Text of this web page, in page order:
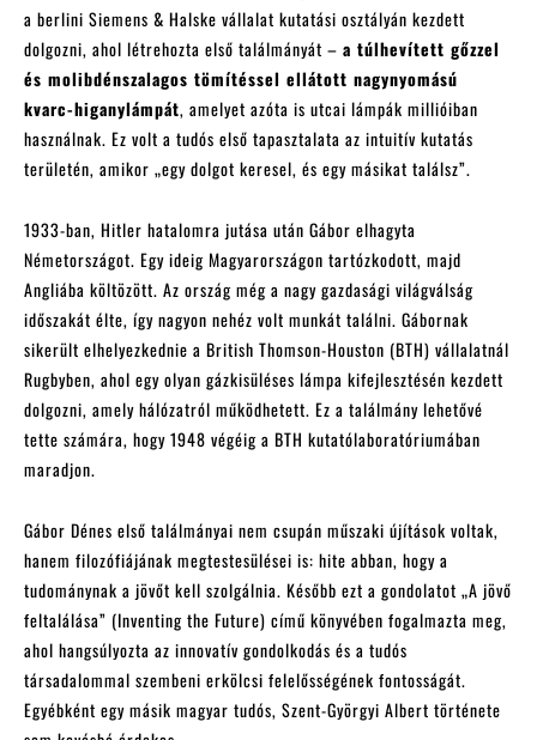
a berlini Siemens & Halske vállalat kutatási osztályán kezdett
dolgozni, ahol létrehozta első találmányát – a túlhevített gőzzel
és molibdénszalagos tömítéssel ellátott nagynyomású
kvarc-higanylámpát, amelyet azóta is utcai lámpák millióiban
használnak. Ez volt a tudós első tapasztalata az intuitív kutatás
területén, amikor „egy dolgot keresel, és egy másikat találsz”.
1933-ban, Hitler hatalomra jutása után Gábor elhagyta
Németországot. Egy ideig Magyarországon tartózkodott, majd
Angliába költözött. Az ország még a nagy gazdasági világválság
időszakát élte, így nagyon nehéz volt munkát találni. Gábornak
sikerült elhelyezkednie a British Thomson-Houston (BTH) vállalatnál
Rugbyben, ahol egy olyan gázkisüléses lámpa kifejlesztésén kezdett
dolgozni, amely hálózatról működhetett. Ez a találmány lehetővé
tette számára, hogy 1948 végéig a BTH kutatólaboratóriumában
maradjon.
Gábor Dénes első találmányai nem csupán műszaki újítások voltak,
hanem filozófiájának megtestesülései is: hite abban, hogy a
tudománynak a jövőt kell szolgálnia. Később ezt a gondolatot „A jövő
feltalálása” (Inventing the Future) című könyvében fogalmazta meg,
ahol hangsúlyozta az innovatív gondolkodás és a tudós
társadalommal szembeni erkölcsi felelősségének fontosságát.
Egyébként egy másik magyar tudós, Szent-Györgyi Albert története